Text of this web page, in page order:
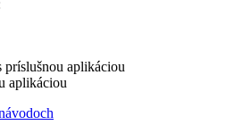
príslušnou aplikáciou
aplikáciou